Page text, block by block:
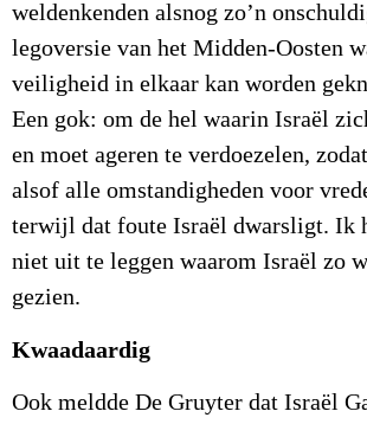
weldenkenden alsnog zo’n
legoversie van het Midden-Oosten
veiligheid in elkaar kan worden
Een gok: om de hel waarin Israël
en moet ageren te verdoezelen,
alsof alle omstandigheden voor
terwijl dat foute Israël dwarsligt. Ik
niet uit te leggen waarom Israël zo
gezien.
Kwaadaardig
Ook meldde De Gruyter dat Israël